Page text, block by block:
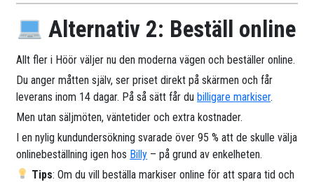
Alternativ 2: Beställ online
Allt fler i Höör väljer nu den moderna vägen och beställer online.
Du anger måtten själv, ser priset direkt på skärmen och får
leverans inom 14 dagar. På så sätt får dubilligare markiser.
Men utan säljmöten, väntetider och extra kostnader.
I en nylig kundundersökning svarade över 95 % att de skulle välja
onlinebeställning igen hos Billy – på grund av enkelheten.
Tips: Om du vill beställa markiser online för att spara tid och